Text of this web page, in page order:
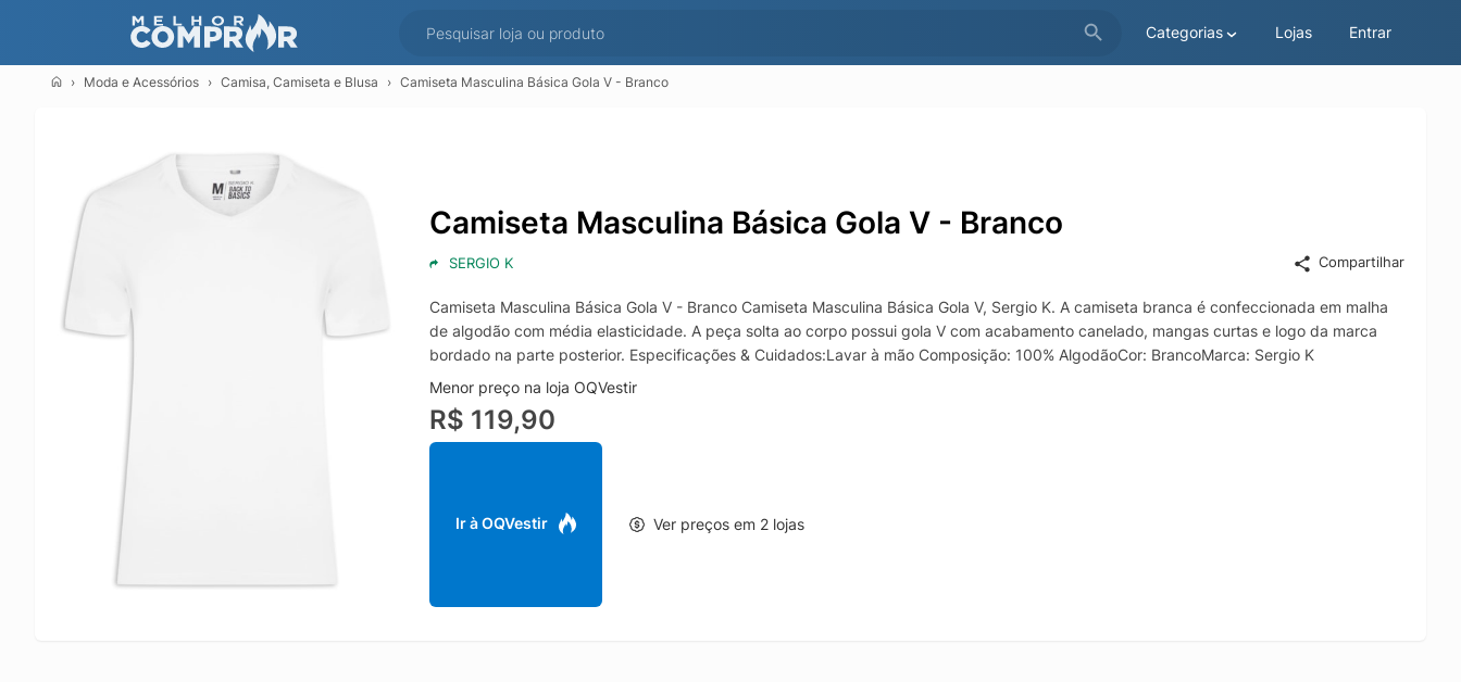
Categorias Lojas Entrar
Moda e Acessórios Camisa, Camiseta e Blusa Camiseta Masculina Básica Gola V - Branco
Camiseta Masculina Básica Gola V - Branco
SERGIO K Compartilhar
Camiseta Masculina Básica Gola V - Branco Camiseta Masculina Básica Gola V, Sergio K. A camiseta branca é confeccionada em malha
de algodão com média elasticidade. A peça solta ao corpo possui gola V com acabamento canelado, mangas curtas e logo da marca
bordado na parte posterior. Especificações & Cuidados:Lavar à mão Composição: 100% AlgodãoCor: BrancoMarca: Sergio K
Menor preço na loja OQVestir
R$ 119,90
Ir à OQVestir Ver preços em 2 lojas